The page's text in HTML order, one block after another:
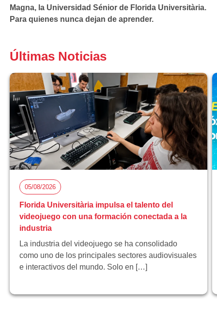
Magna, la Universidad Sénior de Florida Universitària.
Para quienes nunca dejan de aprender.
Últimas Noticias
05/08/2026
Florida Universitària impulsa el talento del
videojuego con una formación conectada a la
industria
La industria del videojuego se ha consolidado
como uno de los principales sectores audiovisuales
e interactivos del mundo. Solo en […]